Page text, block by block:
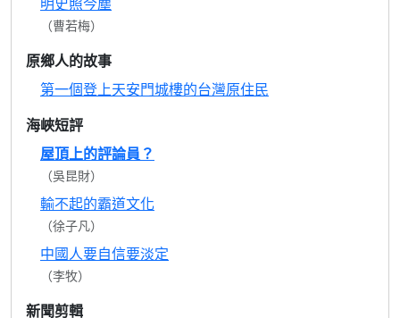
（曹若梅）
原鄉人的故事
第一個登上天安門城樓的台灣原住民
海峽短評
屋頂上的評論員？
（吳昆財）
輸不起的霸道文化
（徐子凡）
中國人要自信要淡定
（李牧）
新聞剪輯